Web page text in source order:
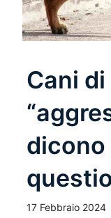
Cani
dicono
17 Febbraio 2024